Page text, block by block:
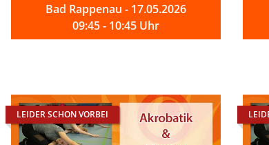
Bad Rappenau - 17.05.2026
09:45 - 10:45 Uhr
LEIDER SCHON VORBEI